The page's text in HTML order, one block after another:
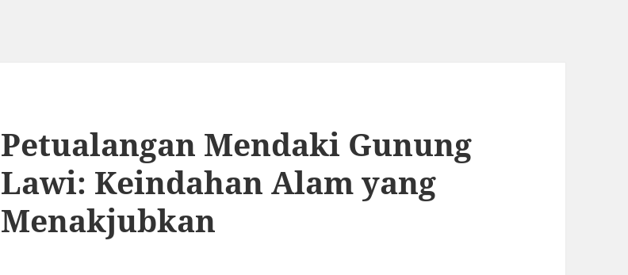
Petualangan Mendaki Gunung
Lawi: Keindahan Alam yang
Menakjubkan